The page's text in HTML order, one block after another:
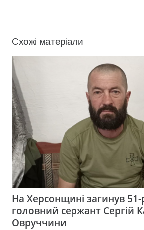
Схожі матеріали
На Херсонщині загинув 51-
головний сержант Сергій
Овруччини